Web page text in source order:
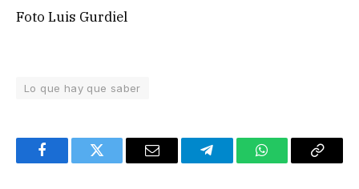
Foto Luis Gurdiel
Lo que hay que saber
FacebookTwitter Email TelegramWhatsAppCopy